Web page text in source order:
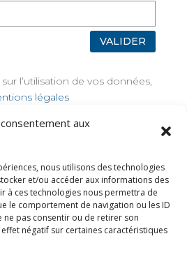
aux
nous utilisons des technologies
et/ou accéder aux informations des
à ces technologies nous permettra de
le comportement de navigation ou les ID
ne pas consentir ou de retirer son
négatif sur certaines caractéristiques
VALIDER
l’utilisation de vos données,
légales